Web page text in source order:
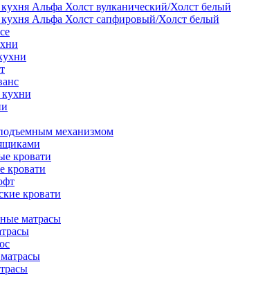
Альфа Холст вулканический/Холст белый
Альфа Холст сапфировый/Холст белый
механизмом
кровати
кровати
кровати
матрасы